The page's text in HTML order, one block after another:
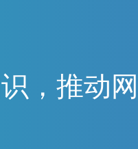
识 ， 推动 网